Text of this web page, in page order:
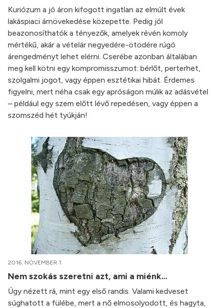
Kuriózum a jó áron kifogott ingatlan az elmúlt évek
lakáspiaci árnövekedése közepette. Pedig jól
beazonosíthatók a tényezők, amelyek révén komoly
mértékű, akár a vételár negyedére-ötödére rúgó
árengedményt lehet elérni. Cserébe azonban általában
meg kell kötni egy kompromisszumot: bérlőt, perterhet,
szolgalmi jogot, vagy éppen esztétikai hibát. Érdemes
figyelni, mert néha csak egy apróságon múlik az adásvétel
– például egy szem előtt lévő repedésen, vagy éppen a
szomszéd hét tyúkján!
2016. NOVEMBER 1.
Nem szokás szeretni azt, ami a miénk…
Úgy nézett rá, mint egy első randis. Valami kedveset
súghatott a fülébe, mert a nő elmosolyodott, és hagyta,